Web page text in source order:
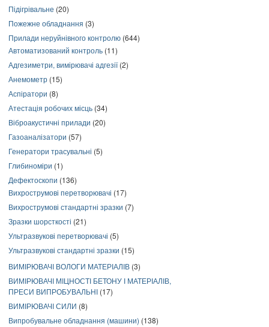
Підігрівальне (20)
Пожежне обладнання (3)
Прилади неруйнівного контролю (644)
Автоматизований контроль (11)
Адгезиметри, вимірювачі адгезії(2)
Анемометр (15)
Аспіратори (8)
Атестація робочих місць (34)
Віброакустичні прилади (20)
Газоаналізатори (57)
Генератори трасувальні (5)
Глибиноміри (1)
Дефектоскопи (136)
Вихрострумові перетворювачі (17)
Вихрострумові стандартні зразки (7)
Зразки шорсткості (21)
Ультразвукові перетворювачі (5)
Ультразвукові стандартні зразки (15)
ВИМІРЮВАЧІ ВОЛОГИ МАТЕРІАЛІВ (3)
ВИМІРЮВАЧІ МІЦНОСТІ БЕТОНУ І МАТЕРІАЛІВ,
ПРЕСИ ВИПРОБУВАЛЬНІ (17)
ВИМІРЮВАЧІ СИЛИ (8)
Випробувальне обладнання (машини) (138)